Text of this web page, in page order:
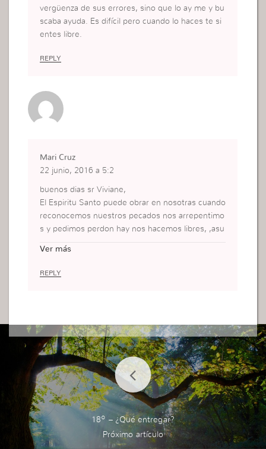
vergüenza de sus errores, sino que lo ay me y bu
scaba ayuda. Es difícil pero cuando lo haces te si
entes libre.
REPLY
Mari Cruz
22 junio, 2016 a 5:2
buenos dias sr Viviane,
El Espiritu Santo puede obrar en nosotras cuando
reconocemos nuestros pecados nos arrepentimo
s y pedimos perdon hay nos hacemos libres, ,asu
Ver más
REPLY
18º – ¿Qué entregar?